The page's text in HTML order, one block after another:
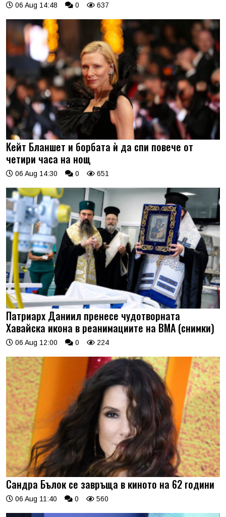
06 Aug 14:48 0 637
Кейт Бланшет и борбата ѝ да спи повече от
четири часа на нощ
06 Aug 14:30 0 651
Патриарх Даниил пренесе чудотворната
Хавайска икона в реанимациите на ВМА (снимки)
06 Aug 12:00 0 224
Сандра Бълок се завръща в киното на 62 години
06 Aug 11:40 0 560